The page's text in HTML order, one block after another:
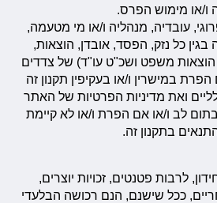
ו/או מימוש הפרס.
עובדיה, מנהליה ו/או מי מטעמה,
כל נזק, הפסד, אובדן, הוצאות,
משפט ושכ"ט עו"ד) של צדדים
במישרין ו/או בעקיפין תקנון זה
ואת מדיניות הפרטיות של האתר
לב ו/או אם הפרת ו/או לא קיימת
בתקנון זה.
לרבות פטנטים, זכויות יוצרים,
ככל שישנם, הנם רכושה הבלעדי